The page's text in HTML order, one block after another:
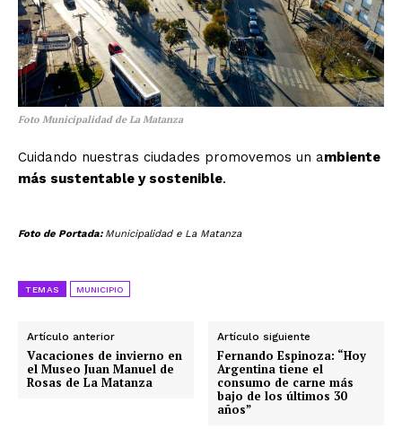
Foto Municipalidad de La Matanza
Cuidando nuestras ciudades promovemos un ambiente
más sustentable y sostenible.
Foto de Portada: Municipalidad e La Matanza
TEMAS MUNICIPIO
Artículo anterior
Vacaciones de invierno en
el Museo Juan Manuel de
Rosas de La Matanza
Artículo siguiente
Fernando Espinoza: “Hoy
Argentina tiene el
consumo de carne más
bajo de los últimos 30
años”